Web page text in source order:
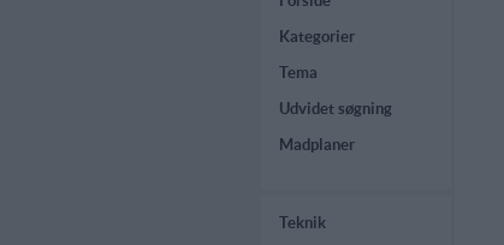
Kategorier
Tema
Udvidet søgning
Madplaner
Teknik